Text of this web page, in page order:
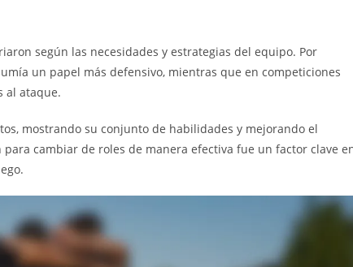
según las necesidades y estrategias del equipo. Por
un papel más defensivo, mientras que en competiciones
al ataque.
mostrando su conjunto de habilidades y mejorando el
cambiar de roles de manera efectiva fue un factor clave